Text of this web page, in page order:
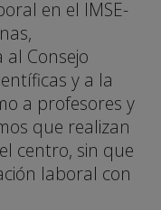
en el IMSE-
Consejo
y a la
a profesores y
que realizan
centro, sin que
laboral con